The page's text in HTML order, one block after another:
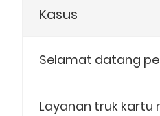
Kasus
Selamat datang
Layanan truk kartu